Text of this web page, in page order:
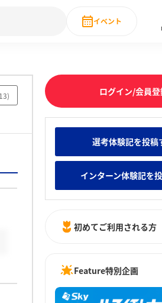
卒就職人気企業ランキング みんなの
・DX現場社員インタビュー
イベント
直近のイ
) ログイン/会員登
選考体験記を投稿
インターン体験記を
初めてご利用される方
Feature特別企画